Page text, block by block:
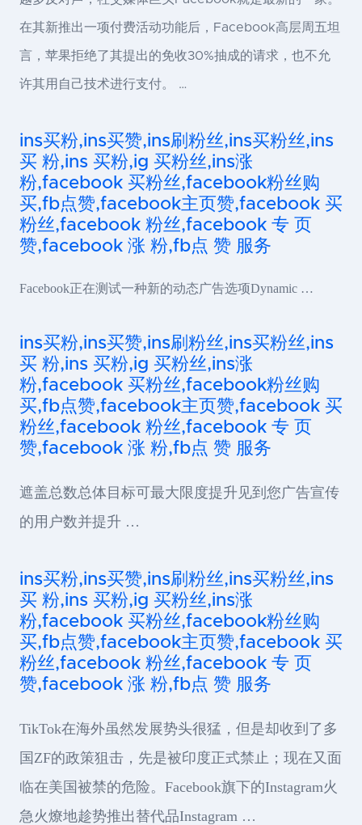
在其新推出一项付费活动功能后，Facebook高层周五坦
言，苹果拒绝了其提出的免收30%抽成的请求，也不允
许其用自己技术进行支付。 …
ins买粉,ins买赞,ins刷粉丝,ins买粉丝,ins
买 粉,ins 买粉,ig 买粉丝,ins涨
粉,facebook 买粉丝,facebook粉丝购
买,fb点赞,facebook主页赞,facebook 买
粉丝,facebook 粉丝,facebook 专 页
赞,facebook 涨 粉,fb点 赞 服务
Facebook正在测试一种新的动态广告选项Dynamic …
ins买粉,ins买赞,ins刷粉丝,ins买粉丝,ins
买 粉,ins 买粉,ig 买粉丝,ins涨
粉,facebook 买粉丝,facebook粉丝购
买,fb点赞,facebook主页赞,facebook 买
粉丝,facebook 粉丝,facebook 专 页
赞,facebook 涨 粉,fb点 赞 服务
遮盖总数总体目标可最大限度提升见到您广告宣传
的用户数并提升 …
ins买粉,ins买赞,ins刷粉丝,ins买粉丝,ins
买 粉,ins 买粉,ig 买粉丝,ins涨
粉,facebook 买粉丝,facebook粉丝购
买,fb点赞,facebook主页赞,facebook 买
粉丝,facebook 粉丝,facebook 专 页
赞,facebook 涨 粉,fb点 赞 服务
TikTok在海外虽然发展势头很猛，但是却收到了多
国ZF的政策狙击，先是被印度正式禁止；现在又面
临在美国被禁的危险。Facebook旗下的Instagram火
急火燎地趁势推出替代品Instagram …